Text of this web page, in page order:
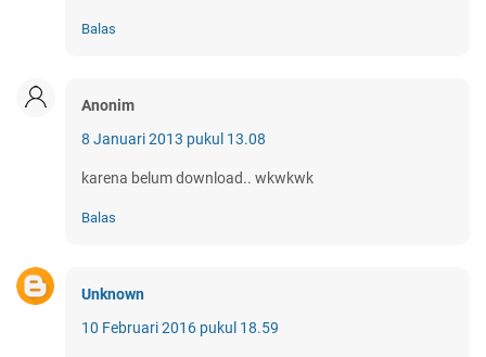
Balas
Anonim
8 Januari 2013 pukul 13.08
karena belum download.. wkwkwk
Balas
Unknown
10 Februari 2016 pukul 18.59